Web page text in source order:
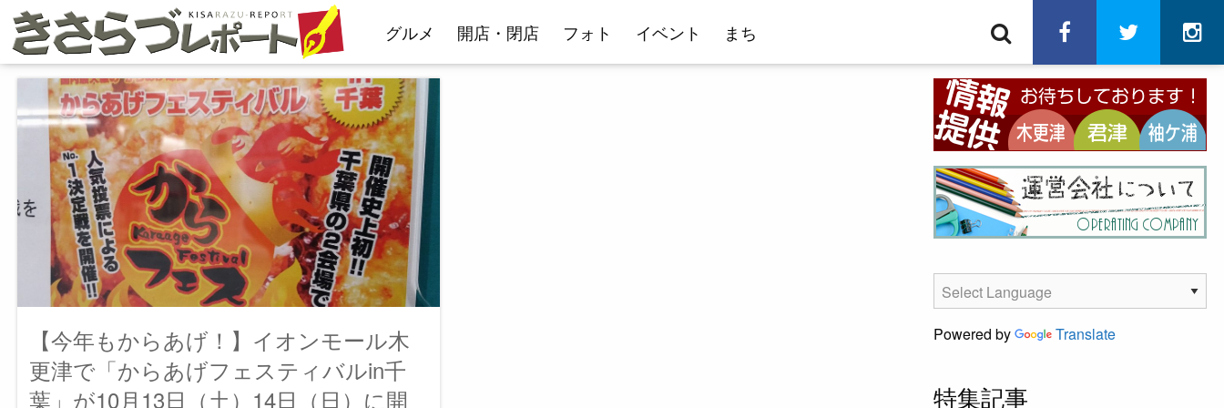
テ
グルメ 開店・閉店 フォト イベント まち facebooktwitter
【今年もからあげ！】イオンモール木
更津で「からあげフェスティバルin千
葉」が10月13日（土）14日（日）に開
Powered by Translate
特集記事